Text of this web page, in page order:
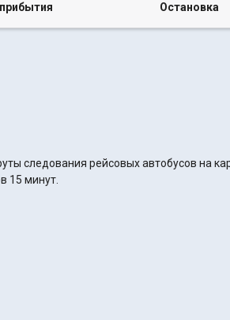
Остановка
следования рейсовых автобусов на
15 минут.